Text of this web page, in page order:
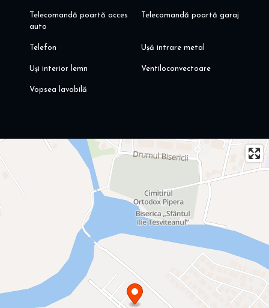
Telecomandă poartă acces
auto
Telecomandă poartă garaj
Telefon Ușă intrare metal
Uși interior lemn Ventiloconvectoare
Vopsea lavabilă